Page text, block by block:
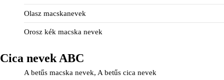
Olasz macskanevek
Orosz kék macska nevek
Cica nevek ABC
A betűs macska nevek, A betűs cica nevek